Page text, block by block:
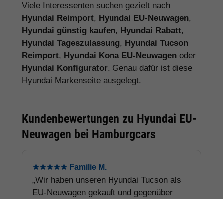
Viele Interessenten suchen gezielt nach
Hyundai Reimport, Hyundai EU-Neuwagen,
Hyundai günstig kaufen, Hyundai Rabatt,
Hyundai Tageszulassung, Hyundai Tucson
Reimport, Hyundai Kona EU-Neuwagen oder
Hyundai Konfigurator. Genau dafür ist diese
Hyundai Markenseite ausgelegt.
Kundenbewertungen zu Hyundai EU-
Neuwagen bei Hamburgcars
★★★★★ Familie M.
„Wir haben unseren Hyundai Tucson als
EU-Neuwagen gekauft und gegenüber